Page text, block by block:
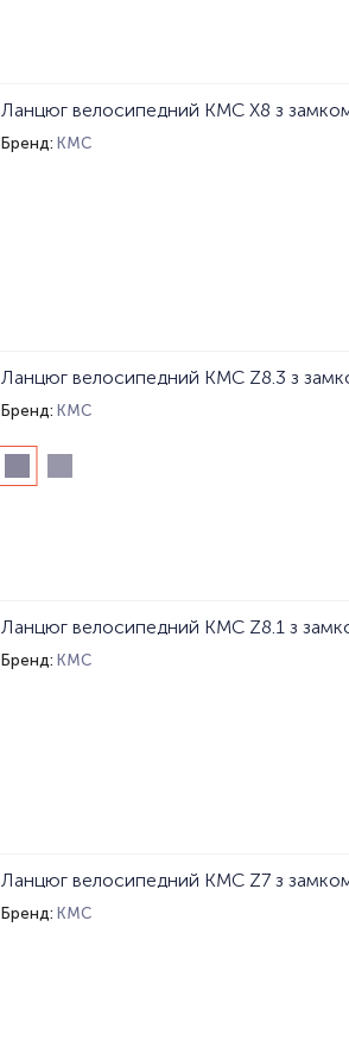
Бренд: KMC
Бренд: KMC
Бренд: KMC
Бренд: KMC